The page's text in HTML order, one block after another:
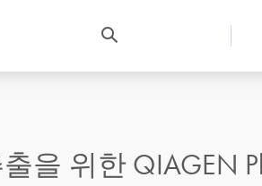
을 위한 QIAGEN